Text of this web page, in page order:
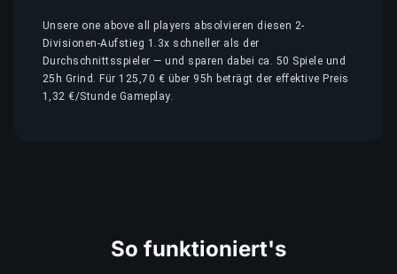
Unsere one above all players absolvieren diesen 2-
Divisionen-Aufstieg 1.3x schneller als der
Durchschnittsspieler — und sparen dabei ca. 50 Spiele und
25h Grind. Für 125,70 € über 95h beträgt der effektive Preis
1,32 €/Stunde Gameplay.
So funktioniert's